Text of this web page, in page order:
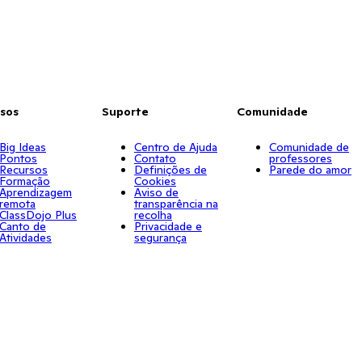
Big Ideas
Pontos
Recursos
Formação
Aprendizagem
remota
ClassDojo Plus
Canto de
Atividades
Suporte
Centro de Ajuda
Contato
Definições de
Cookies
Aviso de
transparência na
recolha
Privacidade e
segurança
Comunidade
Comunidade de
professores
Parede do amor